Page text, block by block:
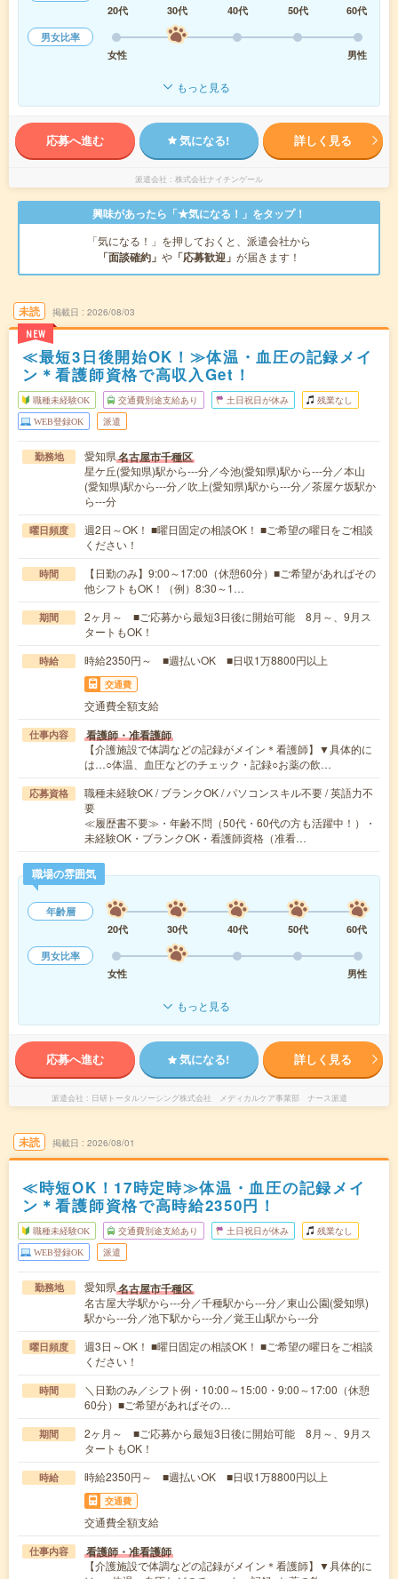
20代
30代 40代 50代
60代
男女比率
女性
男性
もっと見る
応募へ進む 気になる! 詳しく見る
派遣会社 株式会社ナイチンゲール
興味があったら「★気になる！」をタップ！
「気になる！」を押しておくと、派遣会社から
「面談確約」 や 「応募歓迎」 が届きます！
未読
NEW
掲載日 2026/08/03
≪最短3日後開始OK！≫体温・血圧の記録メイ
ン＊看護師資格で高収入Get！
職種未経験OK 交通費別途支給あり 土日祝日が休み 残業なし
WEB登録OK 派遣
勤務地 愛知県名古屋市千種区
星ケ丘(愛知県)駅から---分／今池(愛知県)駅から---分／本山
(愛知県)駅から---分／吹上(愛知県)駅から---分／茶屋ケ坂駅か
ら---分
曜日頻度
週2日～OK！ ■曜日固定の相談OK！ ■ご希望の曜日をご相談
ください！
時間
【日勤のみ】9:00～17:00（休憩60分）■ご希望があればその
他シフトもOK！（例）8:30～1…
期間
2ヶ月～ ■ご応募から最短3日後に開始可能 8月～、9月ス
タートもOK！
時給 時給2350円～ ■週払いOK ■日収1万8800円以上
交通費
交通費全額支給
仕事内容 看護師・准看護師
【介護施設で体調などの記録がメイン＊看護師】▼具体的に
は…○体温、血圧などのチェック・記録○お薬の飲…
応募資格
職種未経験OK / ブランクOK / パソコンスキル不要 / 英語力不
要
≪履歴書不要≫・年齢不問（50代・60代の方も活躍中！）・
未経験OK・ブランクOK・看護師資格（准看…
職場の雰囲気
年齢層
20代
30代 40代 50代
60代
男女比率
女性
男性
もっと見る
応募へ進む 気になる! 詳しく見る
派遣会社 日研トータルソーシング株式会社 メディカルケア事業部 ナース派遣
未読 掲載日 2026/08/01
≪時短OK！17時定時≫体温・血圧の記録メイ
ン＊看護師資格で高時給2350円！
職種未経験OK 交通費別途支給あり 土日祝日が休み 残業なし
WEB登録OK 派遣
勤務地 愛知県名古屋市千種区
名古屋大学駅から---分／千種駅から---分／東山公園(愛知県)
駅から---分／池下駅から---分／覚王山駅から---分
曜日頻度
週3日～OK！ ■曜日固定の相談OK！ ■ご希望の曜日をご相談
ください！
時間
＼日勤のみ／シフト例・10:00～15:00・9:00～17:00（休憩
60分）■ご希望があればその…
期間
2ヶ月～ ■ご応募から最短3日後に開始可能 8月～、9月ス
タートもOK！
時給 時給2350円～ ■週払いOK ■日収1万8800円以上
交通費
交通費全額支給
仕事内容 看護師・准看護師
【介護施設で体調などの記録がメイン＊看護師】▼具体的に